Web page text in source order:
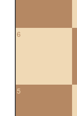
6
5